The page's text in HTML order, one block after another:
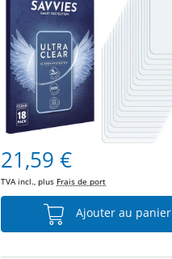
21,59 €
TVA incl., plus Frais de port
Ajouter au panier